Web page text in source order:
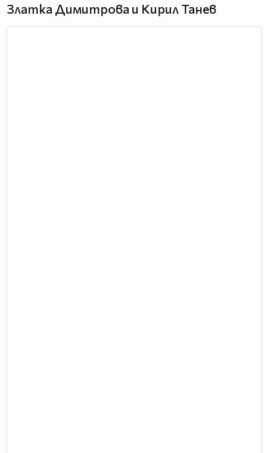
Златка Димитрова и Кирил Танев